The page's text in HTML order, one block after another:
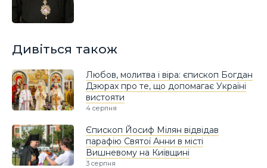
Дивіться також
Любов, молитва і віра: єпископ Богдан
Дзюрах про те, що допомагає Україні
вистояти
4 серпня
Єпископ Йосиф Мілян відвідав
парафію Святої Анни в місті
Вишневому на Київщині
3 серпня